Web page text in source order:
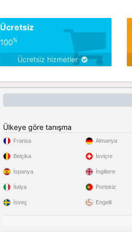
Ücretsiz
100%
Ücretsiz hizmetler
Ülkeye göre tanışma
Fransa
Belçika
İspanya
İtalya
İsveç
Almanya
İsviçre
İngiltere
Portekiz
Engelli